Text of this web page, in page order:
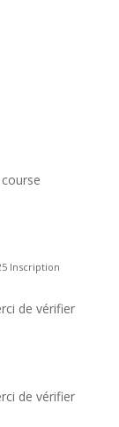
Inscription
de vérifier
de vérifier